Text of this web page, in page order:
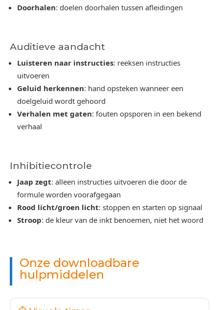
Doorhalen: doelen doorhalen tussen afleidingen
Auditieve aandacht
Luisteren naar instructies: reeksen instructies
uitvoeren
Geluid herkennen: hand opsteken wanneer een
doelgeluid wordt gehoord
Verhalen met gaten: fouten opsporen in een bekend
verhaal
Inhibitiecontrole
Jaap zegt: alleen instructies uitvoeren die door de
formule worden voorafgegaan
Rood licht/groen licht: stoppen en starten op signaal
Stroop: de kleur van de inkt benoemen, niet het woord
Onze downloadbare
hulpmiddelen